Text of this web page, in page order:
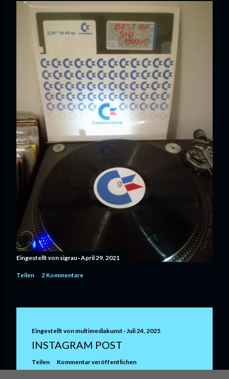
Eingestellt von sigrau April 29, 2021
Teilen 2 Kommentare
Eingestellt von multimediakunst Juli 24, 2025
INSTAGRAM POST
Teilen Kommentar veröffentlichen